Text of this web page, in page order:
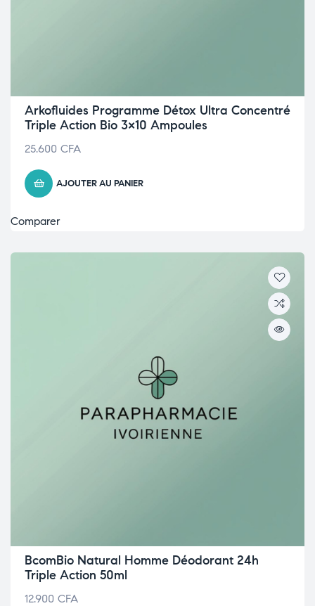
Arkofluides Programme Détox Ultra Concentré
Triple Action Bio 3×10 Ampoules
25.600 CFA
AJOUTER AU PANIER
Comparer
BcomBio Natural Homme Déodorant 24h
Triple Action 50ml
12.900 CFA